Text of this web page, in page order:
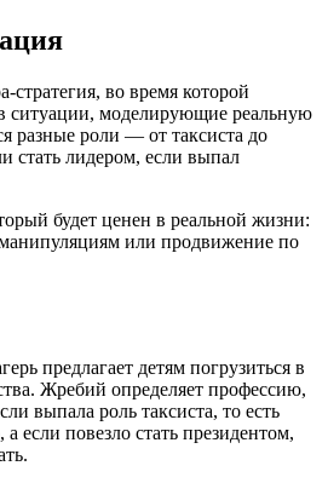
стратегия, во время которой
ситуации, моделирующие реальную
разные роли — от таксиста до
стать лидером, если выпал
будет ценен в реальной жизни:
или продвижение по
предлагает детям погрузиться в
Жребий определяет профессию,
выпала роль таксиста, то есть
если повезло стать президентом,